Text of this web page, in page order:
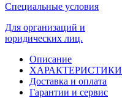
Специальные условия
Для организаций и
юридических лиц.
Описание
ХАРАКТЕРИСТИКИ
Доставка и оплата
Гарантии и сервис